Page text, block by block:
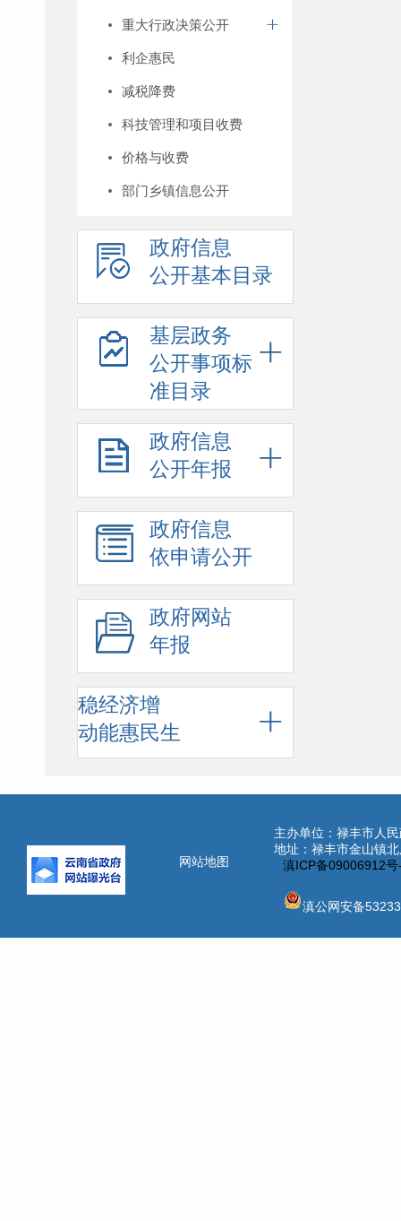
重大行政决策公开
利企惠民
减税降费
科技管理和项目收费
价格与收费
部门乡镇信息公开
政府信息
公开基本目录
基层政务
公开事项标
准目录
政府信息
公开年报
政府信息
依申请公开
政府网站
年报
稳经济增
动能惠民生
网站地图
主办单位：禄丰市人
地址：禄丰市金山镇
滇ICP备09006912
滇公网安备